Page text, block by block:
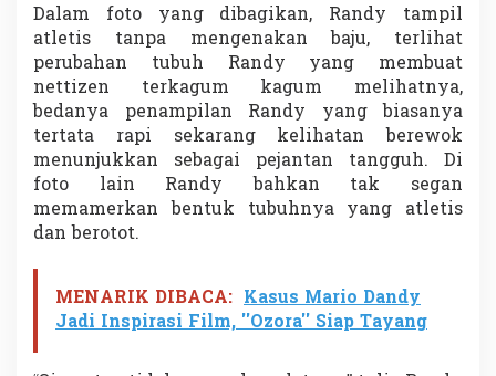
i
n
i
k
u
s
b
i
P
e
Dalam foto yang dibagikan, Randy tampil
atletis tanpa mengenakan baju, terlihat
perubahan tubuh Randy yang membuat
nettizen terkagum kagum melihatnya,
bedanya penampilan Randy yang biasanya
tertata rapi sekarang kelihatan berewok
menunjukkan sebagai pejantan tangguh. Di
foto lain Randy bahkan tak segan
memamerkan bentuk tubuhnya yang atletis
dan berotot.
MENARIK DIBACA: Kasus Mario Dandy
Jadi Inspirasi Film, ''Ozora'' Siap Tayang